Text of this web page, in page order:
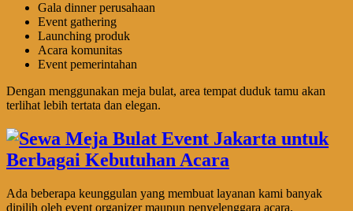
Gala dinner perusahaan
Event gathering
Launching produk
Acara komunitas
Event pemerintahan
Dengan menggunakan meja bulat, area tempat duduk tamu akan
terlihat lebih tertata dan elegan.
Ada beberapa keunggulan yang membuat layanan kami banyak
dipilih oleh event organizer maupun penyelenggara acara.